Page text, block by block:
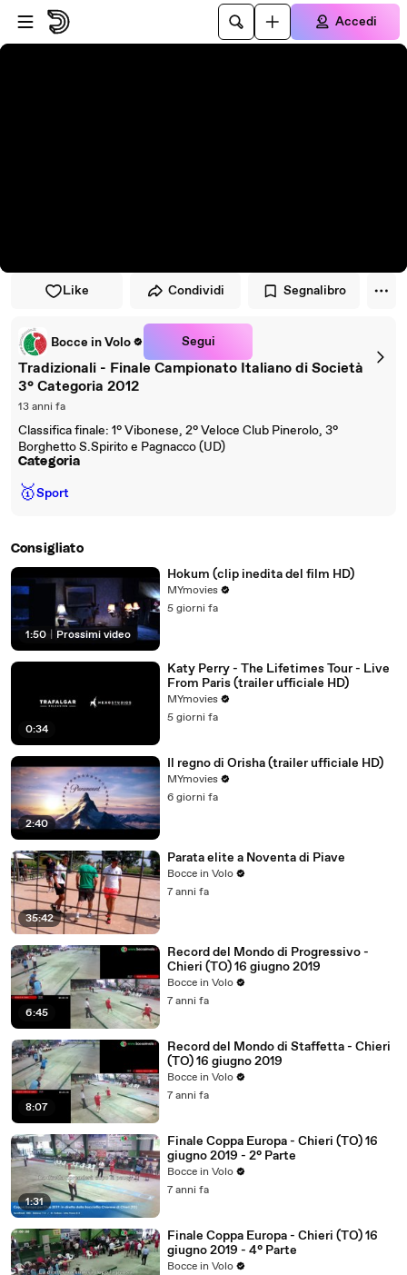
Vai al lettore
Passa al contenuto principale
Accedi
Like Condividi Segnalibro
Bocce in Volo Segui
Tradizionali - Finale Campionato Italiano di Società
3° Categoria 2012
13 anni fa
Classifica finale: 1° Vibonese, 2° Veloce Club Pinerolo, 3°
Borghetto S.Spirito e Pagnacco (UD)
Categoria
🥇Sport
Consigliato
1:50 Prossimi video
Hokum (clip inedita del film HD)
MYmovies
5 giorni fa
0:34
Katy Perry - The Lifetimes Tour - Live
From Paris (trailer ufficiale HD)
MYmovies
5 giorni fa
2:40
Il regno di Orisha (trailer ufficiale HD)
MYmovies
6 giorni fa
35:42
Parata elite a Noventa di Piave
Bocce in Volo
7 anni fa
6:45
Record del Mondo di Progressivo -
Chieri (TO) 16 giugno 2019
Bocce in Volo
7 anni fa
8:07
Record del Mondo di Staffetta - Chieri
(TO) 16 giugno 2019
Bocce in Volo
7 anni fa
1:31
Finale Coppa Europa - Chieri (TO) 16
giugno 2019 - 2° Parte
Bocce in Volo
7 anni fa
Finale Coppa Europa - Chieri (TO) 16
giugno 2019 - 4° Parte
Bocce in Volo